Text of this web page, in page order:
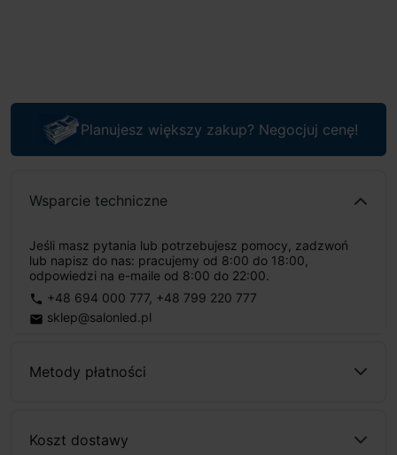
Planujesz większy zakup? Negocjuj cenę!
Wsparcie techniczne
Jeśli masz pytania lub potrzebujesz pomocy, zadzwoń
lub napisz do nas: pracujemy od 8:00 do 18:00,
odpowiedzi na e-maile od 8:00 do 22:00.
phone +48 694 000 777, +48 799 220 777
email sklep@salonled.pl
Metody płatności
Koszt dostawy